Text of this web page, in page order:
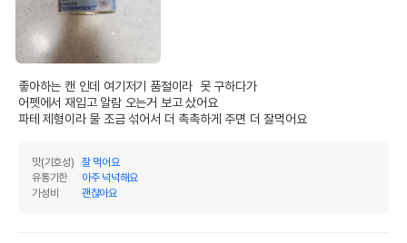
좋아하는 캔 인데 여기저기 품절이라  못 구하다가
어펫에서 재입고 알람 오는거 보고 샀어요
파테 제형이라 물 조금 섞어서 더 촉촉하게 주면 더 잘먹어요
맛(기호성)
잘 먹어요
유통기한
아주 넉넉해요
가성비
괜찮아요